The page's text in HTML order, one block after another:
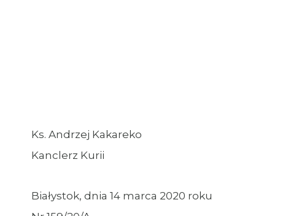
Ks. Andrzej Kakareko
Kanclerz Kurii
Białystok, dnia 14 marca 2020 roku